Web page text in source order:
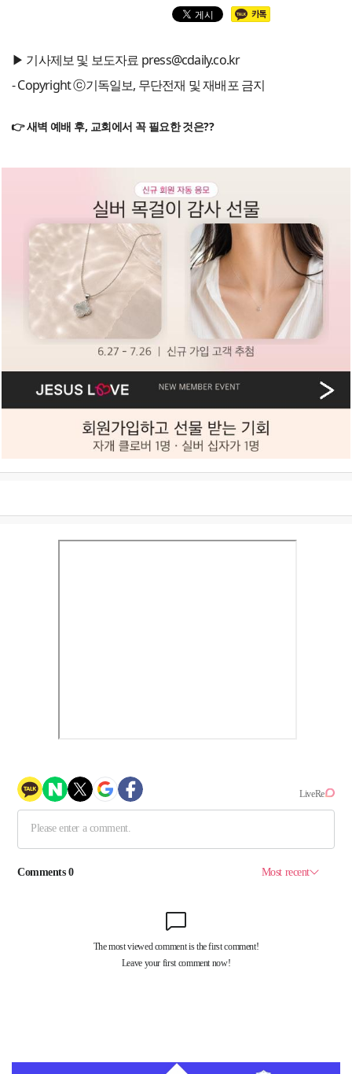
▶ 기사제보 및 보도자료 press@cdaily.co.kr
- Copyright ⓒ기독일보, 무단전재 및 재배포 금지
👉 새벽 예배 후, 교회에서 꼭 필요한 것은??